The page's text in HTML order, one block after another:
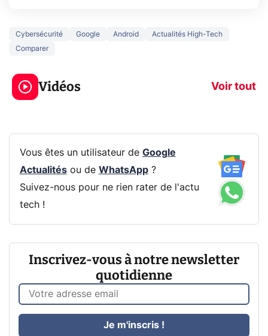
Cybersécurité Google Android
Actualités High-Tech
Comparer
Vidéos Voir tout
3 écrans en 1 pour
319€ ? Voici L'AOC
CQ32G4ZA !
prochaine
Vous êtes un utilisateur de Google
Actualitésou de WhatsApp?
Suivez-nous pour ne rien rater de l'actu
tech !
Inscrivez-vous à notre newsletter
quotidienne
Je m'inscris !